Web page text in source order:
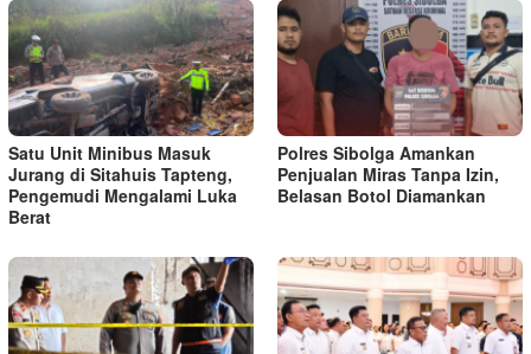
Satu Unit Minibus Masuk
Jurang di Sitahuis Tapteng,
Pengemudi Mengalami Luka
Berat
Polres Sibolga Amankan
Penjualan Miras Tanpa Izin,
Belasan Botol Diamankan